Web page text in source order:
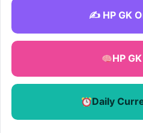
✍️ HP GK
HP
Daily